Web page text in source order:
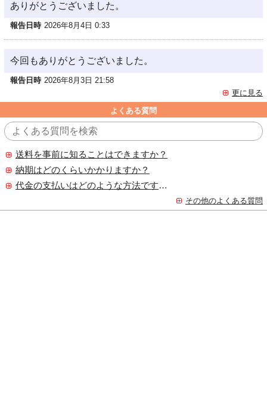
ありがとうございました。
報告日時 2026年8月4日 0:33
今回もありがとうございました。
報告日時 2026年8月3日 21:58
更に見る
よくある質問
送料を事前に知ることはできますか？
納期はどのくらいかかりますか？
代金の支払いはどのような方法ですか？
その他のよくある質問